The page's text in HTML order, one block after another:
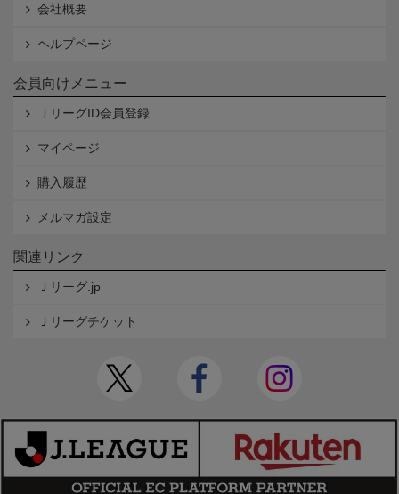
会社概要
ヘルプページ
会員向けメニュー
ＪリーグID会員登録
マイページ
購入履歴
メルマガ設定
関連リンク
Ｊリーグ.jp
Ｊリーグチケット